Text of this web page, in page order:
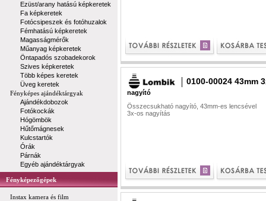
Ezüst/arany hatású képkeretek
Fa képkeretek
Fotócsipeszek és fotóhuzalok
Fémhatású képkeretek
Magasságmérők
Műanyag képkeretek
Öntapadós szobadekorok
Szives képkeretek
Több képes keretek
Üveg keretek
Fényképes ajándéktárgyak
Ajándékdobozok
Fotókockák
Hógömbök
Hűtőmágnesek
Kulcstartók
Órák
Párnák
Egyéb ajándéktárgyak
Fényképezőgépek
Instax kamera és film
0100-00024 43mm
nagyító
Összecsukható nagyító, 43mm-es lencsével
3x-os nagyítás